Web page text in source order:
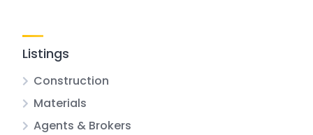
Listings
Construction
Materials
Agents & Brokers